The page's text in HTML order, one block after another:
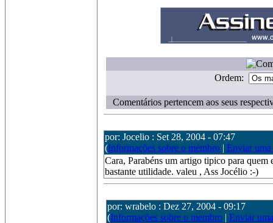
Ordem:
Comentários pertencem aos seus
por: Jocelio : Set 28, 2004 - 07:47
(Informações sobre o membro | Enviar uma
Cara, Parabéns um artigo tipico para
bastante utilidade. valeu , Ass Jocélio :-)
por: wrabelo : Dez 27, 2004 - 09:17
(Informações sobre o membro| Enviar